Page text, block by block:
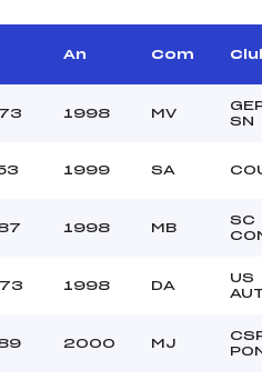
Juge B :
Juge C :
An Com
1998 MV
SN
1999 SA
1998 MB
SC
1998 DA
US
2000 MJ